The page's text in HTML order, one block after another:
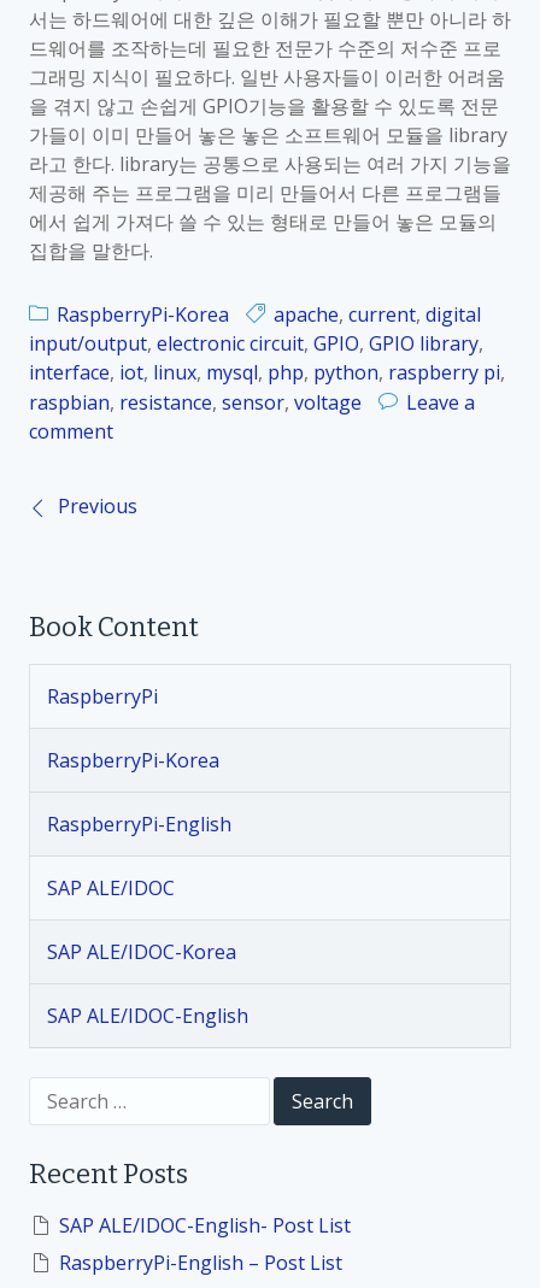
I
O
l
i
b
r
a
r
y
y
P
i
_
K
o
r
_
.
6
.
2
l
b
서는 하드웨어에 대한 깊은 이해가 필요할 뿐만 아니라 하
드웨어를 조작하는데 필요한 전문가 수준의 저수준 프로
그래밍 지식이 필요하다. 일반 사용자들이 이러한 어려움
을 겪지 않고 손쉽게 GPIO기능을 활용할 수 있도록 전문
가들이 이미 만들어 놓은 놓은 소프트웨어 모듈을 library
라고 한다. library는 공통으로 사용되는 여러 가지 기능을
제공해 주는 프로그램을 미리 만들어서 다른 프로그램들
에서 쉽게 가져다 쓸 수 있는 형태로 만들어 놓은 모듈의
집합을 말한다.
RaspberryPi-Korea apache, current, digital
input/output, electronic circuit, GPIO, GPIO library,
interface, iot, linux, mysql, php, python, raspberry pi,
raspbian, resistance, sensor, voltage
Leave a
comment
a
e
r
r
K
o
r
_
2
5
.
G
I
O
l
i
P
s
n
a
v
i
g
a
t
i
o
Previous
Book Content
RaspberryPi
RaspberryPi-Korea
RaspberryPi-English
SAP ALE/IDOC
SAP ALE/IDOC-Korea
SAP ALE/IDOC-English
c
o
Recent Posts
SAP ALE/IDOC-English- Post List
RaspberryPi-English – Post List